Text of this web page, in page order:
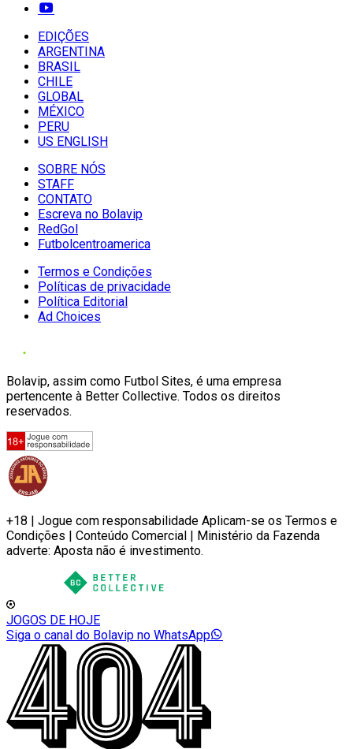
EDIÇÕES
ARGENTINA
BRASIL
CHILE
GLOBAL
MÉXICO
PERU
US ENGLISH
SOBRE NÓS
STAFF
CONTATO
Escreva no Bolavip
RedGol
Futbolcentroamerica
Termos e Condições
Políticas de privacidade
Política Editorial
Ad Choices
Bolavip, assim como Futbol Sites, é uma empresa
pertencente à Better Collective. Todos os direitos
reservados.
+18 | Jogue com responsabilidade Aplicam-se os Termos e
Condições | Conteúdo Comercial | Ministério da Fazenda
adverte: Aposta não é investimento.
JOGOS DE HOJE
Siga o canal do Bolavip no WhatsApp